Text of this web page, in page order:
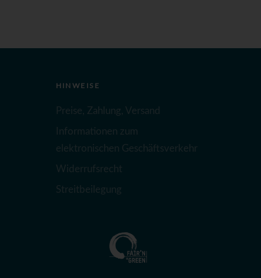
HINWEISE
Preise, Zahlung, Versand
Informationen zum
elektronischen Geschäftsverkehr
Widerrufsrecht
Streitbeilegung